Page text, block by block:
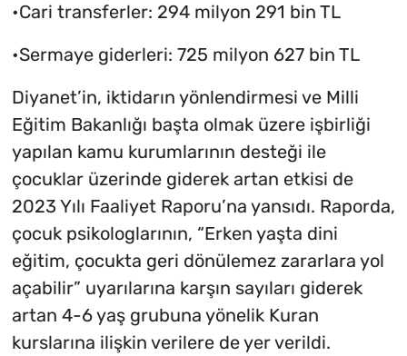
•Cari transferler: 294 milyon 291 bin TL
•Sermaye giderleri: 725 milyon 627 bin TL
Diyanet’in, iktidarın yönlendirmesi ve Milli
Eğitim Bakanlığı başta olmak üzere işbirliği
yapılan kamu kurumlarının desteği ile
çocuklar üzerinde giderek artan etkisi de
2023 Yılı Faaliyet Raporu’na yansıdı. Raporda,
çocuk psikologlarının, “Erken yaşta dini
eğitim, çocukta geri dönülemez zararlara yol
açabilir” uyarılarına karşın sayıları giderek
artan 4-6 yaş grubuna yönelik Kuran
kurslarına ilişkin verilere de yer verildi.